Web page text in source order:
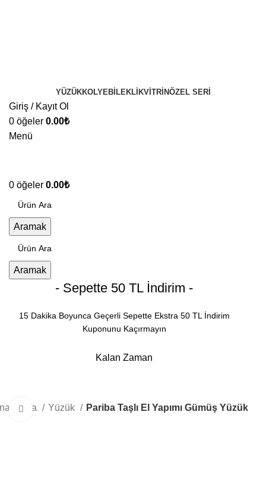
YÜZÜKKOLYE BILEKLIKVITRINÖZEL SERI
Giriş / Kayıt Ol
0 öğeler 0.00₺
Menü
0 öğeler 0.00₺
Aramak
Aramak
- Sepette 50 TL İndirim -
15 Dakika Boyunca Geçerli Sepette Ekstra 50 TL İndirim
Kuponunu Kaçırmayın
Kalan Zaman
Sayfa Yüzük Pariba Taşlı El Yapımı Gümüş Yüzük
Büyütmek için tıklayın